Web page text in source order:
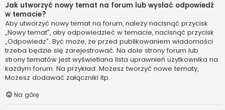
Jak utworzyć nowy temat na forum lub wysłać odpowiedź
w temacie?
Aby utworzyć nowy temat na forum, należy nacisnąć przycisk
„Nowy temat”, aby odpowiedzieć w temacie, nacisnąć przycisk
„Odpowiedz”. Być może, że przed publikowaniem wiadomości
trzeba będzie się zarejestrować. Na dole strony forum lub
strony tematów jest wyświetlana lista uprawnień użytkownika na
każdym forum. Na przykład: Możesz tworzyć nowe tematy,
Możesz dodawać załączniki itp.
Na górę